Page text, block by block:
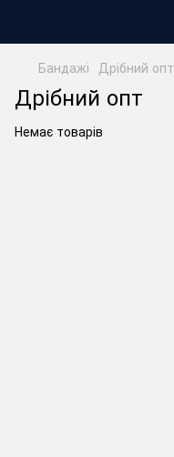
Бандажі Дрібний опт
Дрібний опт
Немає товарів